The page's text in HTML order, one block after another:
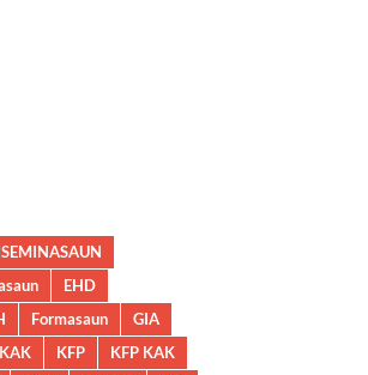
EHD
Formasaun
GIA
KAK KFP
KFP KAK